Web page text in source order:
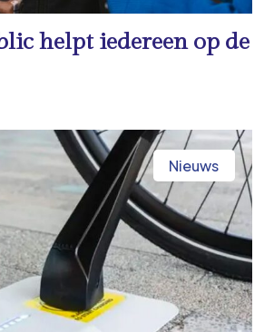
helpt iedereen op de
Nieuws